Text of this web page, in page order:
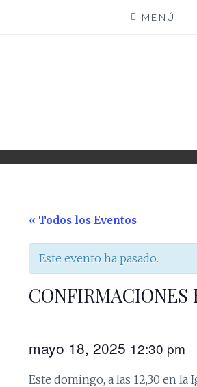
MENÚ
« Todos los Eventos
Este evento ha pasado.
CONFIRMACIONES
mayo 18, 2025 12:30 pm–
Este domingo, a las 12,30 en la